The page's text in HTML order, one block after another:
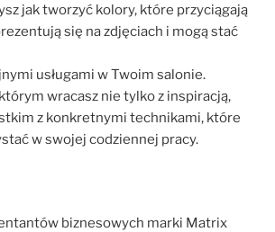
jak tworzyć kolory, które przyciągają
się na zdjęciach i mogą stać
usługami w Twoim salonie.
wracasz nie tylko z inspiracją,
z konkretnymi technikami, które
w swojej codziennej pracy.
biznesowych marki Matrix